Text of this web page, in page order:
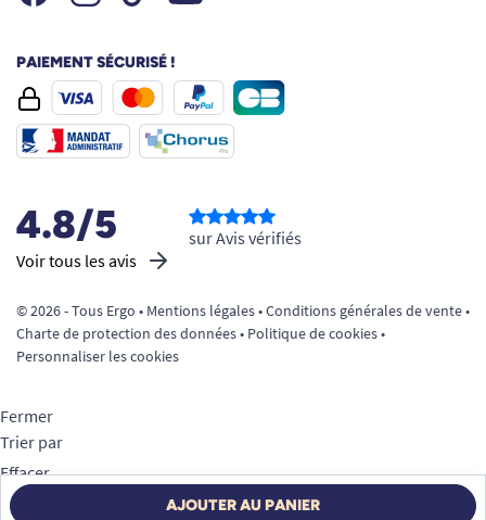
PAIEMENT SÉCURISÉ !
4.8/5
Voir tous les avis
sur Avis vérifiés
© 2026 - Tous Ergo • Mentions légales•Conditions générales de vente•
Charte de protection des données• Politique de cookies•
Personnaliser les cookies
AJOUTER AU PANIER
Fermer
Trier par
Effacer
Appliquer